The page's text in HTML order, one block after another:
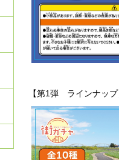
【第1弾 ラインナップ